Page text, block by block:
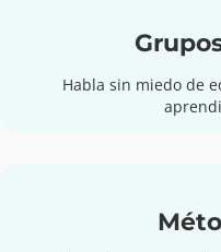
Habla sin miedo de